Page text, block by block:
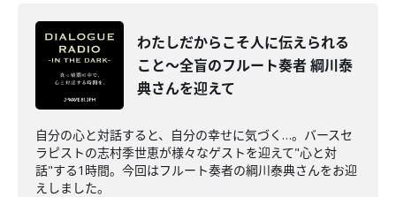
わたしだからこそ人に伝えられる
こと～全盲のフルート奏者 綱川泰
典さんを迎えて
自分の心と対話すると、自分の幸せに気づく…。バースセ
ラピストの志村季世恵が様々なゲストを迎えて"心と対
話"する1時間。今回はフルート奏者の綱川泰典さんをお迎
えしました。